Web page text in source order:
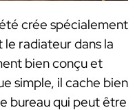
crée spécialement
radiateur dans la
bien conçu et
simple, il cache bien
bureau qui peut être